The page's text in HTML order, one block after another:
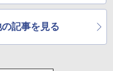
の記事を見る